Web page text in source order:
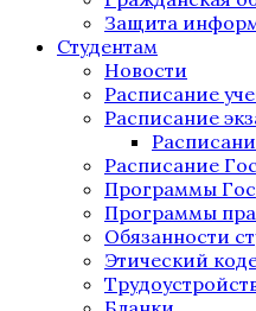
Защита
Студентам
Новости
Расписание
Расписание
Расписание
Программы
Программы
Обязанности
Этический